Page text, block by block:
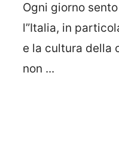
Ogni giorno
l”Italia, in
e la cultura della
non ...